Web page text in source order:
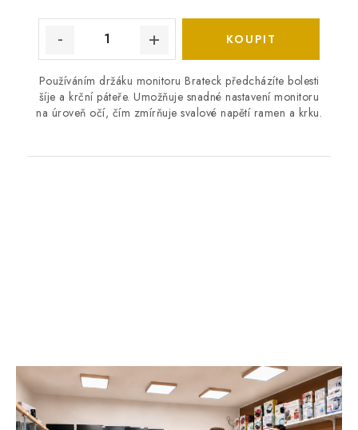
Používáním držáku monitoru Brateck předcházíte bolesti
šíje a krční páteře. Umožňuje snadné nastavení monitoru
na úroveň očí, čím zmírňuje svalové napětí ramen a krku.